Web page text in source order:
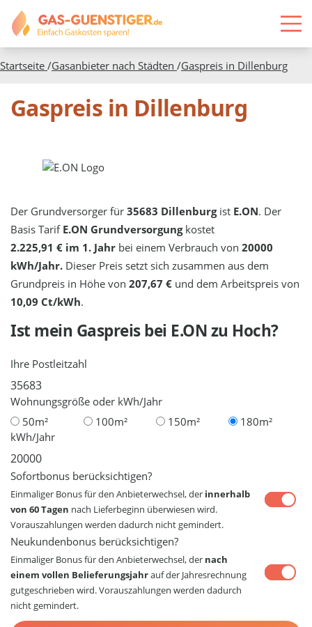
Startseite /Gasanbieter nach Städten /Gaspreis in Dillenburg
Gaspreis in Dillenburg
Der Grundversorger für35683 Dillenburgist E.ON. Der
Basis Tarif E.ON Grundversorgungkostet
2.225,91 € im 1. Jahr bei einem Verbrauch von20000
kWh/Jahr. Dieser Preis setzt sich zusammen aus dem
Grundpreis in Höhe von207,67 € und dem Arbeitspreis von
10,09 Ct/kWh.
Ist mein Gaspreis bei E.ONzu Hoch?
Ihre Postleitzahl
Wohnungsgröße oder kWh/Jahr
50m²
100m² 150m²
180m²
kWh/Jahr
Sofortbonus berücksichtigen?
Einmaliger Bonus für den Anbieterwechsel, der innerhalb
von 60 Tagen nach Lieferbeginn überwiesen wird.
Vorauszahlungen werden dadurch nicht gemindert.
Neukundenbonus berücksichtigen?
Einmaliger Bonus für den Anbieterwechsel, der nach
einem vollen Belieferungsjahrauf der Jahresrechnung
gutgeschrieben wird. Vorauszahlungen werden dadurch
nicht gemindert.